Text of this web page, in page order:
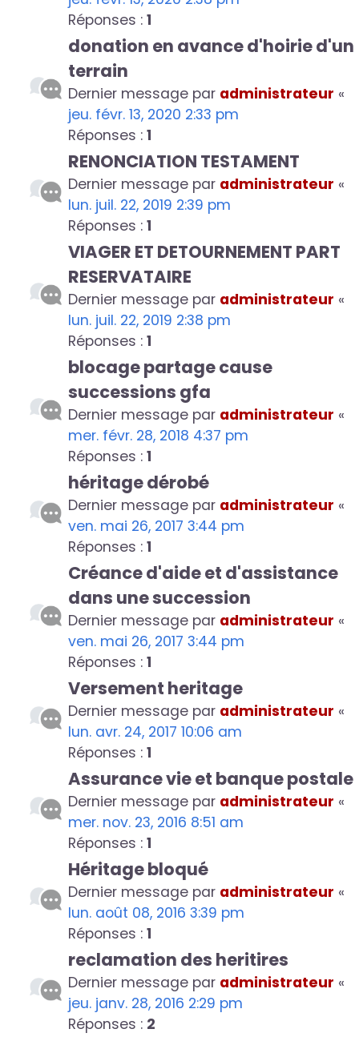
Réponses : 1
donation en avance d'hoirie d'un
terrain
Dernier message par administrateur «
jeu. févr. 13, 2020 2:33 pm
Réponses : 1
RENONCIATION TESTAMENT
Dernier message par administrateur «
lun. juil. 22, 2019 2:39 pm
Réponses : 1
VIAGER ET DETOURNEMENT PART
RESERVATAIRE
Dernier message par administrateur «
lun. juil. 22, 2019 2:38 pm
Réponses : 1
blocage partage cause
successions gfa
Dernier message par administrateur «
mer. févr. 28, 2018 4:37 pm
Réponses : 1
héritage dérobé
Dernier message par administrateur «
ven. mai 26, 2017 3:44 pm
Réponses : 1
Créance d'aide et d'assistance
dans une succession
Dernier message par administrateur «
ven. mai 26, 2017 3:44 pm
Réponses : 1
Versement heritage
Dernier message par administrateur «
lun. avr. 24, 2017 10:06 am
Réponses : 1
Assurance vie et banque postale
Dernier message par administrateur «
mer. nov. 23, 2016 8:51 am
Réponses : 1
Héritage bloqué
Dernier message par administrateur «
lun. août 08, 2016 3:39 pm
Réponses : 1
reclamation des heritires
Dernier message par administrateur «
jeu. janv. 28, 2016 2:29 pm
Réponses : 2